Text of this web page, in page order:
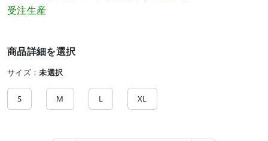
受注生産
商品詳細を選択
サイズ：未選択
S M L XL